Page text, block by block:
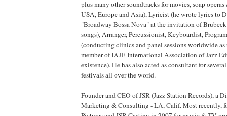
plus many other soundtracks for movies, soap
USA, Europe and Asia), Lyricist (he wrote lyrics to
"Broadway Bossa Nova" at the invitation of
songs), Arranger, Percussionist, Keyboardist,
(conducting clinics and panel sessions worldwide
member of IAJE-International Association of Jazz
existence). He has also acted as consultant for
festivals all over the world.
Founder and CEO of JSR (Jazz Station Records), a
Marketing & Consulting - LA, Calif. Most recently,